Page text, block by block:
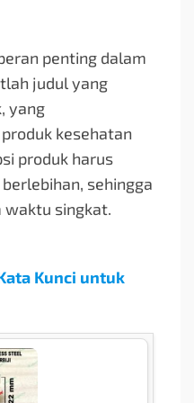
penting dalam
judul yang
yang
kesehatan
produk harus
sehingga
waktu singkat.
Kunci untuk